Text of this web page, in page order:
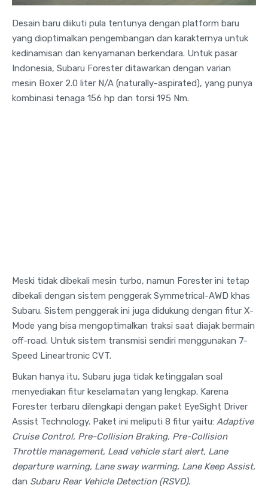
Desain baru diikuti pula tentunya dengan platform baru
yang dioptimalkan pengembangan dan karakternya untuk
kedinamisan dan kenyamanan berkendara. Untuk pasar
Indonesia, Subaru Forester ditawarkan dengan varian
mesin Boxer 2.0 liter N/A (naturally-aspirated), yang punya
kombinasi tenaga 156 hp dan torsi 195 Nm.
Meski tidak dibekali mesin turbo, namun Forester ini tetap
dibekali dengan sistem penggerak Symmetrical-AWD khas
Subaru. Sistem penggerak ini juga didukung dengan fitur X-
Mode yang bisa mengoptimalkan traksi saat diajak bermain
off-road. Untuk sistem transmisi sendiri menggunakan 7-
Speed Lineartronic CVT.
Bukan hanya itu, Subaru juga tidak ketinggalan soal
menyediakan fitur keselamatan yang lengkap. Karena
Forester terbaru dilengkapi dengan paket EyeSight Driver
Assist Technology. Paket ini meliputi 8 fitur yaitu: Adaptive
Cruise Control, Pre-Collision Braking, Pre-Collision
Throttle management, Lead vehicle start alert, Lane
departure warning, Lane sway warming, Lane Keep Assist,
dan Subaru Rear Vehicle Detection (RSVD).